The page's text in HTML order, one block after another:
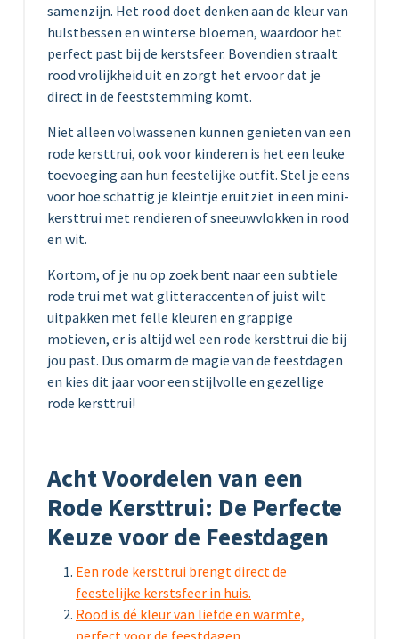
samenzijn. Het rood doet denken aan de kleur van
hulstbessen en winterse bloemen, waardoor het
perfect past bij de kerstsfeer. Bovendien straalt
rood vrolijkheid uit en zorgt het ervoor dat je
direct in de feeststemming komt.
Niet alleen volwassenen kunnen genieten van een
rode kersttrui, ook voor kinderen is het een leuke
toevoeging aan hun feestelijke outfit. Stel je eens
voor hoe schattig je kleintje eruitziet in een mini-
kersttrui met rendieren of sneeuwvlokken in rood
en wit.
Kortom, of je nu op zoek bent naar een subtiele
rode trui met wat glitteraccenten of juist wilt
uitpakken met felle kleuren en grappige
motieven, er is altijd wel een rode kersttrui die bij
jou past. Dus omarm de magie van de feestdagen
en kies dit jaar voor een stijlvolle en gezellige
rode kersttrui!
Acht Voordelen van een
Rode Kersttrui: De Perfecte
Keuze voor de Feestdagen
Een rode kersttrui brengt direct de
feestelijke kerstsfeer in huis.
Rood is dé kleur van liefde en warmte,
perfect voor de feestdagen.